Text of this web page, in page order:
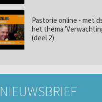
Pastorie online - met
het thema
(deel 2)
NIEUWSBRIEF